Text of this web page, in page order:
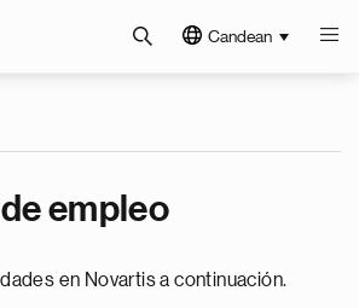
Candean
empleo
en Novartis a continuación.